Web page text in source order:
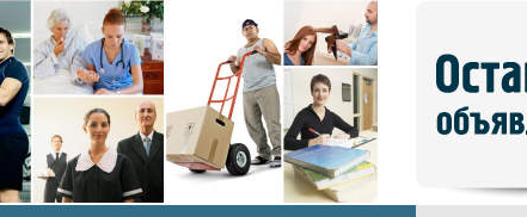
объявление